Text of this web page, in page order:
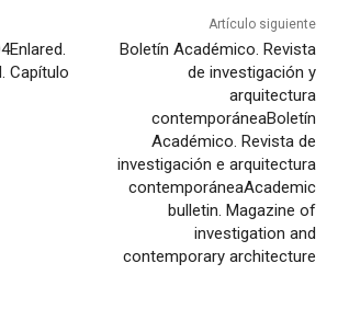
Enlared.
Capítulo
Artículo siguiente
Boletín Académico. Revista
de investigación y
arquitectura
contemporáneaBoletín
Académico. Revista de
investigación e arquitectura
contemporáneaAcademic
bulletin. Magazine of
investigation and
contemporary architecture